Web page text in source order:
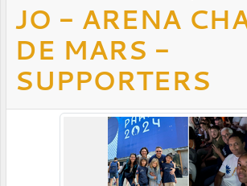
JO - ARENA
DE MARS -
SUPPORTERS